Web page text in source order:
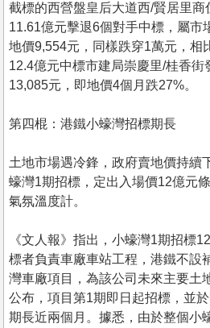
截標的西營盤皇后大道西/賢居里商
11.61億元擊退6個對手中標，屬市
地價9,554元，同樣跌穿1萬元，相
12.4億元中標市建局崇慶里/桂香
13,085元，即地價4個月跌27%。
第四棍：港鐵小蠔灣招標期長
土地市場遇冷鋒，政府賣地價持續
蠔灣1期招標，定出入場價12億元
氣氛溫度計。
《文人報》指出，小蠔灣1期招標
標者負責車廠車站工程，港鐵不設
灣車廠項目，為該公司未來主要土
公布，項目第1期即日起招標，並
期長近兩個月。據悉，由於整個小